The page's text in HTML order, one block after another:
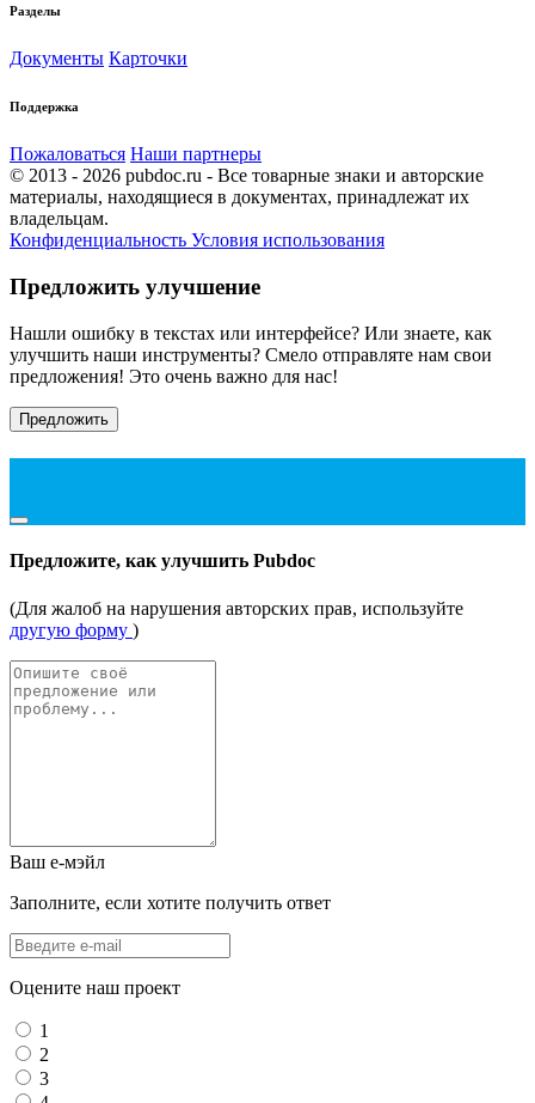
Разделы
Документы Карточки
Поддержка
Пожаловаться Наши партнеры
© 2013 - 2026 pubdoc.ru - Все товарные знаки и авторские
материалы, находящиеся в документах, принадлежат их
владельцам.
Конфиденциальность Условия использования
Предложить улучшение
Нашли ошибку в текстах или интерфейсе? Или знаете, как
улучшить наши инструменты? Смело отправляте нам свои
предложения! Это очень важно для нас!
Предложить
Предложите, как улучшить Pubdoc
(Для жалоб на нарушения авторских прав, используйте
другую форму )
Ваш е-мэйл
Заполните, если хотите получить ответ
Оцените наш проект
1
2
3